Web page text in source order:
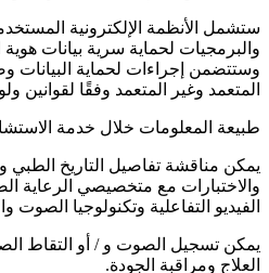
ستشمل الأنظمة الإلكترونية
والبرمجيات لحماية سرية بيانات
وستتضمن إجراءات لحماية البيانات
المتعمد وغير المتعمد وفقًا لقوانين
طبيعة المعلومات خلال خدمة
يمكن مناقشة تفاصيل التاريخ الطبي
والاختبارات مع متخصيصي الرعاية
الفيديو التفاعلية وتكنولوجيا الصوت
يمكن تسجيل الصوت و / أو التقاط
العلاج ومراقبة الجودة.